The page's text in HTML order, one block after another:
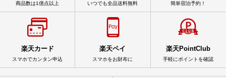
商品数は1億点以上 いつでも全品送料無料 簡単宿泊予約！
楽天カード
スマホでカンタン申込
楽天ペイ
スマホをお財布に
楽天PointClub
手軽にポイントを確認